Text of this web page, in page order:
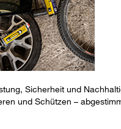
Sicherheit und
und Schützen –